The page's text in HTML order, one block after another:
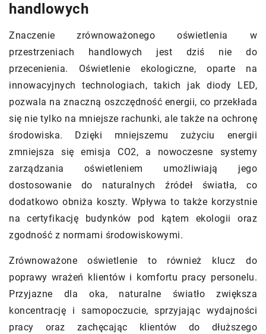
handlowych
Znaczenie zrównoważonego oświetlenia w
przestrzeniach handlowych jest dziś nie do
przecenienia. Oświetlenie ekologiczne, oparte na
innowacyjnych technologiach, takich jak diody LED,
pozwala na znaczną oszczędność energii, co przekłada
się nie tylko na mniejsze rachunki, ale także na ochronę
środowiska. Dzięki mniejszemu zużyciu energii
zmniejsza się emisja CO2, a nowoczesne systemy
zarządzania oświetleniem umożliwiają jego
dostosowanie do naturalnych źródeł światła, co
dodatkowo obniża koszty. Wpływa to także korzystnie
na certyfikację budynków pod kątem ekologii oraz
zgodność z normami środowiskowymi.
Zrównoważone oświetlenie to również klucz do
poprawy wrażeń klientów i komfortu pracy personelu.
Przyjazne dla oka, naturalne światło zwiększa
koncentrację i samopoczucie, sprzyjając wydajności
pracy oraz zachęcając klientów do dłuższego